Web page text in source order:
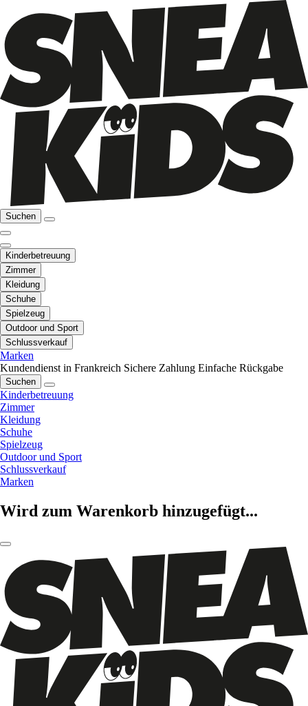
Suchen
Kinderbetreuung
Zimmer
Kleidung
Schuhe
Spielzeug
Outdoor und Sport
Schlussverkauf
Marken
Kundendienst in Frankreich Sichere Zahlung Einfache Rückgabe
Suchen
Kinderbetreuung
Zimmer
Kleidung
Schuhe
Spielzeug
Outdoor und Sport
Schlussverkauf
Marken
Wird zum Warenkorb hinzugefügt...